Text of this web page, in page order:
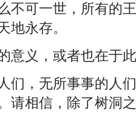
可一世，所有的王
地永存。
义，或者也在于
，无所事事的人们
请相信，除了树洞